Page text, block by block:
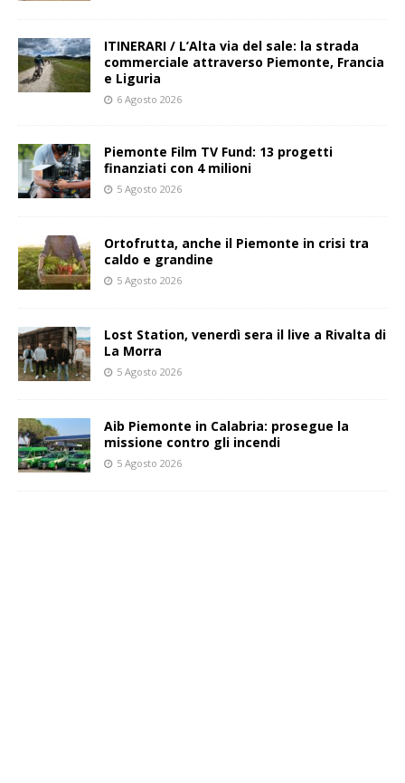
ITINERARI / L’Alta via del sale: la strada
commerciale attraverso Piemonte, Francia
e Liguria
6 Agosto 2026
Piemonte Film TV Fund: 13 progetti
finanziati con 4 milioni
5 Agosto 2026
Ortofrutta, anche il Piemonte in crisi tra
caldo e grandine
5 Agosto 2026
Lost Station, venerdì sera il live a Rivalta di
La Morra
5 Agosto 2026
Aib Piemonte in Calabria: prosegue la
missione contro gli incendi
5 Agosto 2026